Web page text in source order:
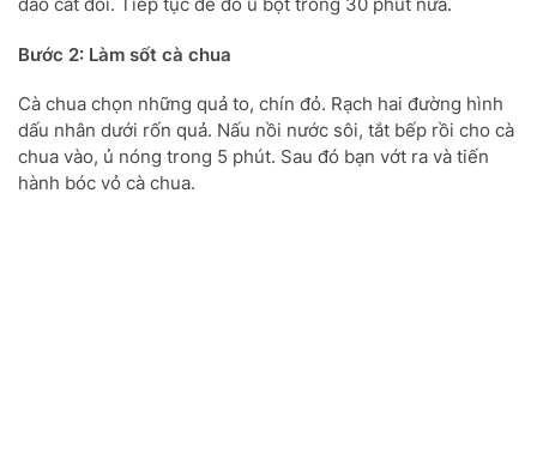
Bước 2: Làm sốt cà chua
Cà chua chọn những quả to, chín đỏ. Rạch hai đường hình
dấu nhân dưới rốn quả. Nấu nồi nước sôi, tắt bếp rồi cho cà
chua vào, ủ nóng trong 5 phút. Sau đó bạn vớt ra và tiến
hành bóc vỏ cà chua.